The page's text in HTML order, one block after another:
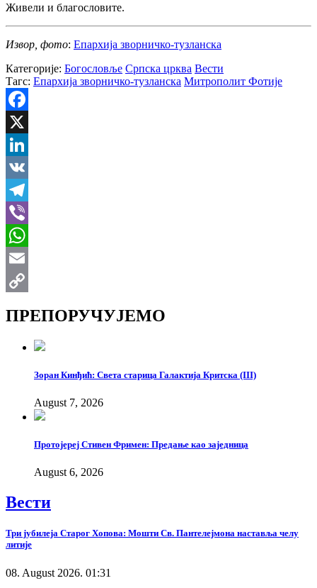
Живели и благословите.
Извор, фото: Епархија зворничко-тузланска
Категорије: Богословље Српска црква Вести
Тагс: Епархија зворничко-тузланска Митрополит Фотије
Facebook
X
LinkedIn
VK
Telegram
Viber
WhatsApp
Email
ПРЕПОРУЧУЈЕМО
Зоран Кинђић: Света старица Галактија Критска (III)
August 7, 2026
Протојереј Стивен Фримен: Предање као заједница
August 6, 2026
Вести
Три јубилеја Старог Хопова: Мошти Св. Пантелејмона наставља челу
литије
08. August 2026. 01:31